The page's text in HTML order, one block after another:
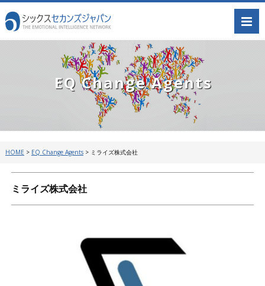
EQ Change Agents
HOME > EQ Change Agents> ミライズ株式会社
ミライズ株式会社